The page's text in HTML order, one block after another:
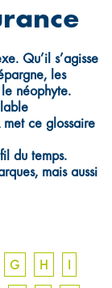
Qu’il s’agisse
les
néophyte.
ce glossaire
du temps.
mais aussi
G H
I